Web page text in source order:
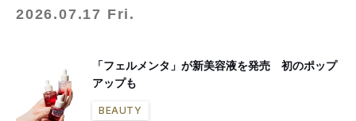
2026.07.17 Fri.
「フェルメンタ」が新美容液を発売 初のポップ
アップも
BEAUTY